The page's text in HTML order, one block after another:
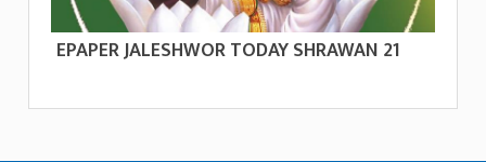
EPAPER JALESHWOR TODAY SHRAWAN 21